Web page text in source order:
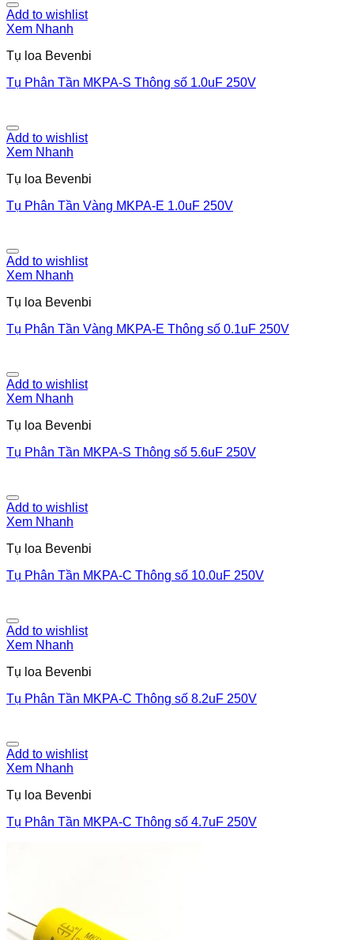
Add to wishlist
Xem Nhanh
Tụ loa Bevenbi
Tụ Phân Tần MKPA-S Thông số 1.0uF 250V
Add to wishlist
Xem Nhanh
Tụ loa Bevenbi
Tụ Phân Tần Vàng MKPA-E 1.0uF 250V
Add to wishlist
Xem Nhanh
Tụ loa Bevenbi
Tụ Phân Tần Vàng MKPA-E Thông số 0.1uF 250V
Add to wishlist
Xem Nhanh
Tụ loa Bevenbi
Tụ Phân Tần MKPA-S Thông số 5.6uF 250V
Add to wishlist
Xem Nhanh
Tụ loa Bevenbi
Tụ Phân Tần MKPA-C Thông số 10.0uF 250V
Add to wishlist
Xem Nhanh
Tụ loa Bevenbi
Tụ Phân Tần MKPA-C Thông số 8.2uF 250V
Add to wishlist
Xem Nhanh
Tụ loa Bevenbi
Tụ Phân Tần MKPA-C Thông số 4.7uF 250V